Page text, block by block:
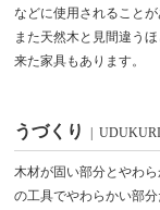
などに使用されることが
また天然木と見間違う
来た家具もあります。
うづくり | UDUKURI
木材が固い部分とやわ
の工具でやわらかい部分